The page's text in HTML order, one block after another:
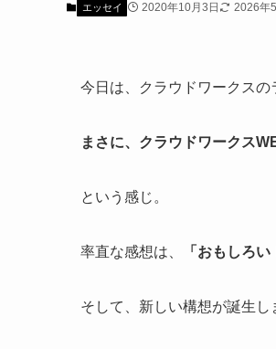
エッセイ 2020年10月3日 2026年
今日は、クラウドワークスの
まさに、クラウドワークス
という感じ。
率直な感想は、 「おもしろ
そして、新しい構想が誕生し